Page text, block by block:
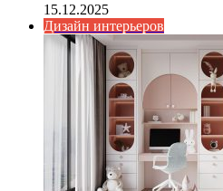
15.12.2025
Дизайн интерьеров